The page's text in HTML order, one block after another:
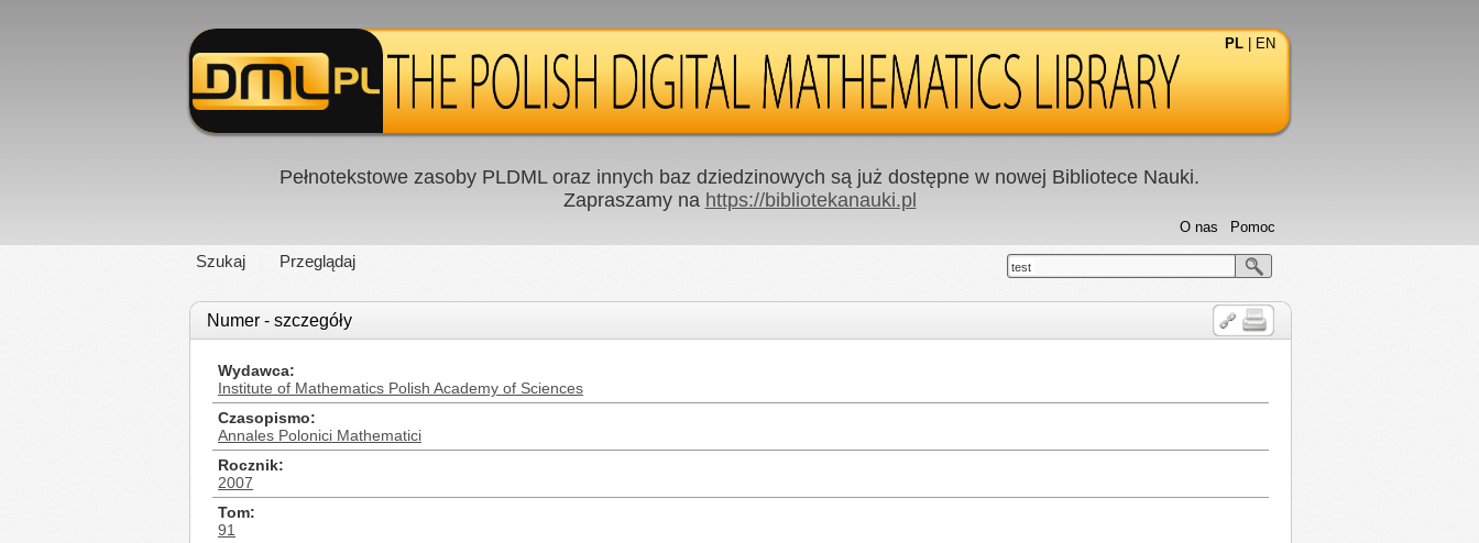
PL EN
Pełnotekstowe zasoby PLDML oraz innych baz dziedzinowych są już dostępne w nowej Bibliotece Nauki.
Zapraszamy na https://bibliotekanauki.pl
Szukaj Przeglądaj
Pomoc
O nas
test
Numer - szczegóły
Wydawca
Institute of Mathematics Polish Academy of Sciences
Czasopismo
Annales Polonici Mathematici
Rocznik
2007
Tom
91